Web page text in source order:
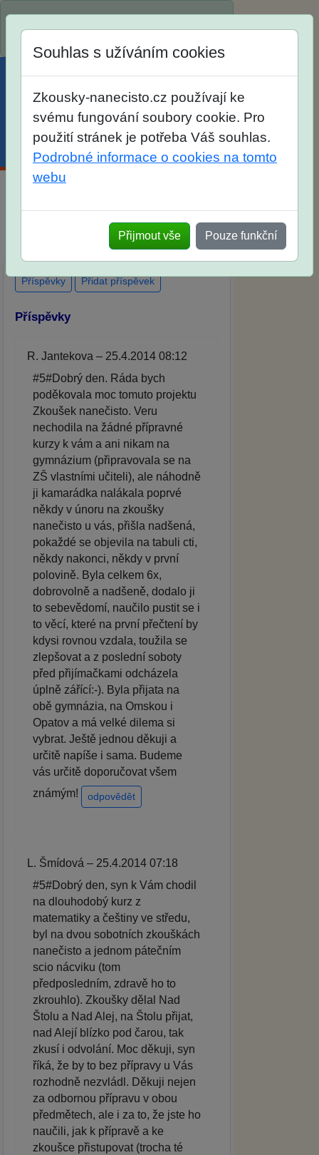
SŠ? Vaše ohlasy po skutečných
přijímacích zkouškách
Souhlas s užíváním cookies
Zkousky-nanecisto.cz používají ke
svému fungování soubory cookie. Pro
použití stránek je potřeba Váš souhlas.
Podrobné informace o cookies na tomto
webu
Přijmout vše Pouze funkční
Příspěvky Přidat příspěvek
Příspěvky
R. Jantekova – 25.4.2014 08:12
#5#Dobrý den. Ráda bych
poděkovala moc tomuto projektu
Zkoušek nanečisto. Veru
nechodila na žádné přípravné
kurzy k vám a ani nikam na
gymnázium (připravovala se na
ZŠ vlastními učiteli), ale náhodně
ji kamarádka nalákala poprvé
někdy v únoru na zkoušky
nanečisto u vás, přišla nadšená,
pokaždé se objevila na tabuli cti,
někdy nakonci, někdy v první
polovině. Byla celkem 6x,
dobrovolně a nadšeně, dodalo ji
to sebevědomí, naučilo pustit se i
to věcí, které na první přečtení by
kdysi rovnou vzdala, toužila se
zlepšovat a z poslední soboty
před přijímačkami odcházela
úplně zářící:-). Byla přijata na
obě gymnázia, na Omskou i
Opatov a má velké dilema si
vybrat. Ještě jednou děkuji a
určitě napíše i sama. Budeme
vás určitě doporučovat všem
známým!
odpovědět
L. Šmídová – 25.4.2014 07:18
#5#Dobrý den, syn k Vám chodil
na dlouhodobý kurz z
matematiky a češtiny ve středu,
byl na dvou sobotních zkouškách
nanečisto a jednom pátečním
scio nácviku (tom
předposledním, zdravě ho to
zkrouhlo). Zkoušky dělal Nad
Štolu a Nad Alej, na Štolu přijat,
nad Alejí blízko pod čarou, tak
zkusí i odvolání. Moc děkuji, syn
říká, že by to bez přípravy u Vás
rozhodně nezvládl. Děkuji nejen
za odbornou přípravu v obou
předmětech, ale i za to, že jste ho
naučili, jak k přípravě a ke
zkoušce přistupovat (trocha té